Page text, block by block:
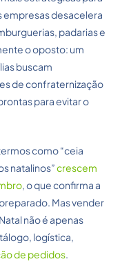
empresas desacelera
padarias e
o oposto: um
buscam
de confraternização
para evitar o
como “ceia
natalinos”crescem
, o que confirma a
Mas vender
não é apenas
logística,
de pedidos.